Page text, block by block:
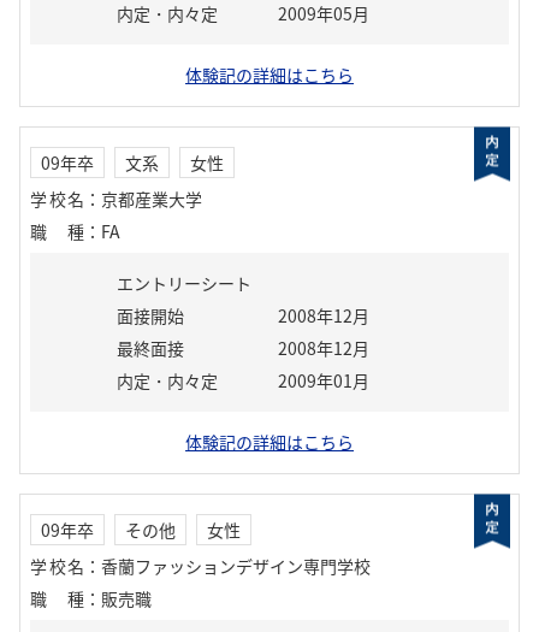
内定・内々定
2009年05月
体験記の詳細はこちら
09年卒 文系
女性
学校名 ： 京都産業大学
職種 ： FA
エントリーシート
面接開始
2008年12月
最終面接
2008年12月
内定・内々定
2009年01月
体験記の詳細はこちら
09年卒 その他
女性
学校名 ： 香蘭ファッションデザイン専門学校
職種 ： 販売職